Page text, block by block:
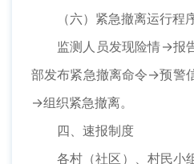
（六）紧急撤离运行程
监测人员发现险情→报
部发布紧急撤离命令→预警
→组织紧急撤离。
四、速报制度
各村（社区）、村民小